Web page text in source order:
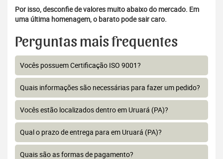
Por isso, desconfie de valores muito abaixo do mercado. Em
uma última homenagem, o barato pode sair caro.
Perguntas mais frequentes
Vocês possuem Certificação ISO 9001?
Quais informações são necessárias para fazer um pedido?
Vocês estão localizados dentro em Uruará (PA)?
Qual o prazo de entrega para em Uruará (PA)?
Quais são as formas de pagamento?